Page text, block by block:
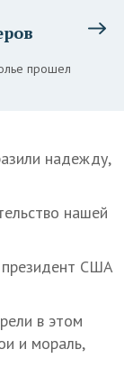
прошел
надежду,
нашей
президент США
в этом
и мораль,